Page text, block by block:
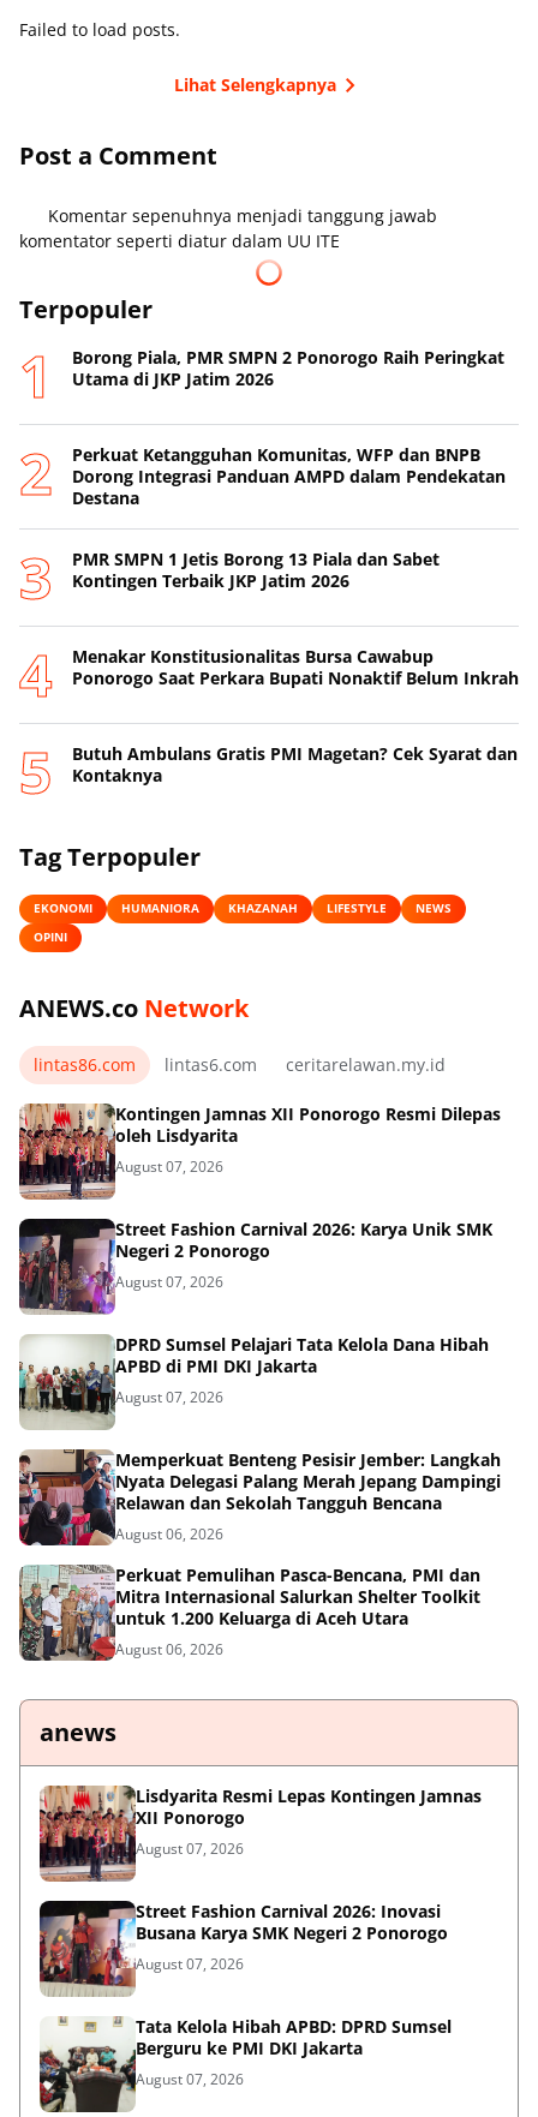
Failed to load posts.
Lihat Selengkapnya
Post a Comment
Komentar sepenuhnya menjadi tanggung jawab
komentator seperti diatur dalam UU ITE
Terpopuler
Borong Piala, PMR SMPN 2 Ponorogo Raih Peringkat
Utama di JKP Jatim 2026
Perkuat Ketangguhan Komunitas, WFP dan BNPB
Dorong Integrasi Panduan AMPD dalam Pendekatan
Destana
PMR SMPN 1 Jetis Borong 13 Piala dan Sabet
Kontingen Terbaik JKP Jatim 2026
Menakar Konstitusionalitas Bursa Cawabup
Ponorogo Saat Perkara Bupati Nonaktif Belum Inkrah
Butuh Ambulans Gratis PMI Magetan? Cek Syarat dan
Kontaknya
Tag Terpopuler
EKONOMI HUMANIORA KHAZANAH LIFESTYLE
NEWS
OPINI
ANEWS.co Network
lintas86.com lintas6.com ceritarelawan.my.id
Kontingen Jamnas XII Ponorogo Resmi Dilepas
oleh Lisdyarita
August 07, 2026
Street Fashion Carnival 2026: Karya Unik SMK
Negeri 2 Ponorogo
August 07, 2026
DPRD Sumsel Pelajari Tata Kelola Dana Hibah
APBD di PMI DKI Jakarta
August 07, 2026
Memperkuat Benteng Pesisir Jember: Langkah
Nyata Delegasi Palang Merah Jepang Dampingi
Relawan dan Sekolah Tangguh Bencana
August 06, 2026
Perkuat Pemulihan Pasca-Bencana, PMI dan
Mitra Internasional Salurkan Shelter Toolkit
untuk 1.200 Keluarga di Aceh Utara
August 06, 2026
anews
Lisdyarita Resmi Lepas Kontingen Jamnas
XII Ponorogo
August 07, 2026
Street Fashion Carnival 2026: Inovasi
Busana Karya SMK Negeri 2 Ponorogo
August 07, 2026
Tata Kelola Hibah APBD: DPRD Sumsel
Berguru ke PMI DKI Jakarta
August 07, 2026